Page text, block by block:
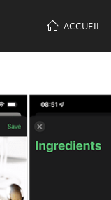
ACCUEIL